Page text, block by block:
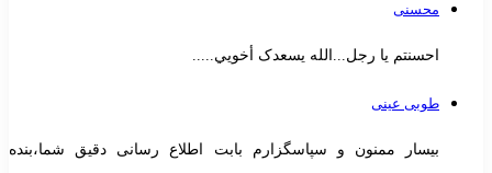
محسنی
احسنتم یا رجل...الله یسعدک أخويي.....
طوبی عینی
بیسار ممنون و سپاسگزارم بابت اطلاع رسانی دقیق شما،بنده